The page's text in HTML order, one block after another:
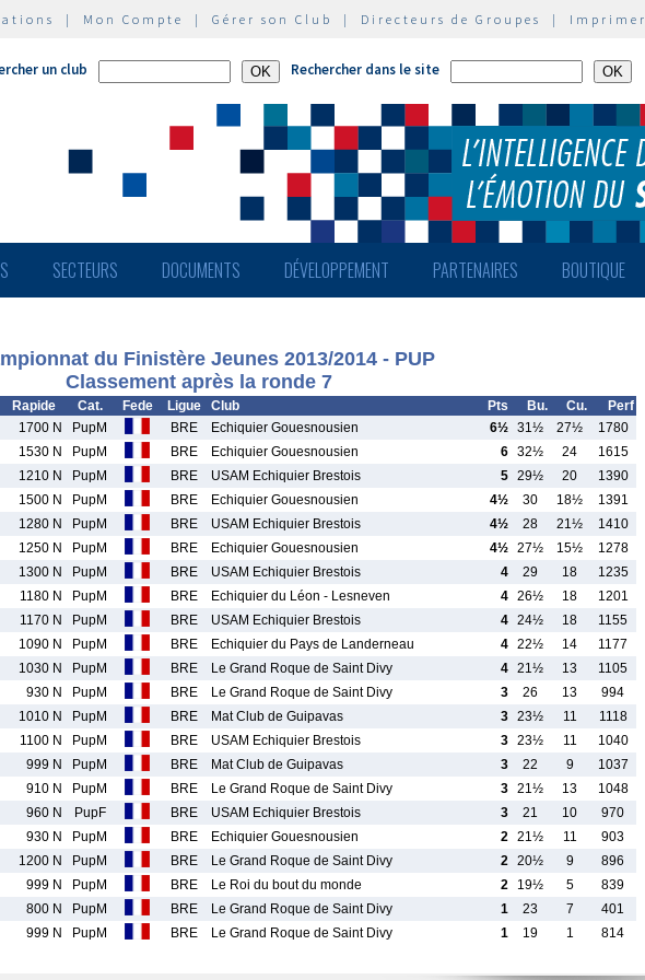
| Mon Compte | Gérer son Club | Directeurs de Groupes | Imprimer
un club Rechercher dans le site
SECTEURS DOCUMENTS DÉVELOPPEMENT PARTENAIRES BOUTIQUE
du Finistère Jeunes 2013/2014 - PUP
Classement après la ronde 7
Rapide Cat. Fede Ligue Club Pts Bu. Cu.
Perf
1700 N PupM BRE Echiquier Gouesnousien 6½ 31½ 27½
1780
1530 N PupM BRE Echiquier Gouesnousien 6 32½ 24
1615
1210 N PupM BRE USAM Echiquier Brestois 5 29½ 20
1390
1500 N PupM BRE Echiquier Gouesnousien 4½ 30 18½
1391
1280 N PupM BRE USAM Echiquier Brestois 4½ 28 21½
1410
1250 N PupM BRE Echiquier Gouesnousien 4½ 27½ 15½
1278
1300 N PupM BRE USAM Echiquier Brestois 4 29 18
1235
1180 N PupM BRE Echiquier du Léon - Lesneven 4 26½ 18
1201
1170 N PupM BRE USAM Echiquier Brestois 4 24½ 18
1155
1090 N PupM BRE Echiquier du Pays de Landerneau 4 22½ 14
1177
1030 N PupM BRE Le Grand Roque de Saint Divy 4 21½ 13
1105
930 N PupM BRE Le Grand Roque de Saint Divy 3 26 13
994
1010 N PupM BRE Mat Club de Guipavas 3 23½ 11
1118
1100 N PupM BRE USAM Echiquier Brestois 3 23½ 11
1040
999 N PupM BRE Mat Club de Guipavas 3 22 9
1037
910 N PupM BRE Le Grand Roque de Saint Divy 3 21½ 13
1048
960 N PupF BRE USAM Echiquier Brestois 3 21 10
970
930 N PupM BRE Echiquier Gouesnousien 2 21½ 11
903
1200 N PupM BRE Le Grand Roque de Saint Divy 2 20½ 9
896
999 N PupM BRE Le Roi du bout du monde 2 19½ 5
839
800 N PupM BRE Le Grand Roque de Saint Divy 1 23 7
401
999 N PupM BRE Le Grand Roque de Saint Divy 1 19 1 814